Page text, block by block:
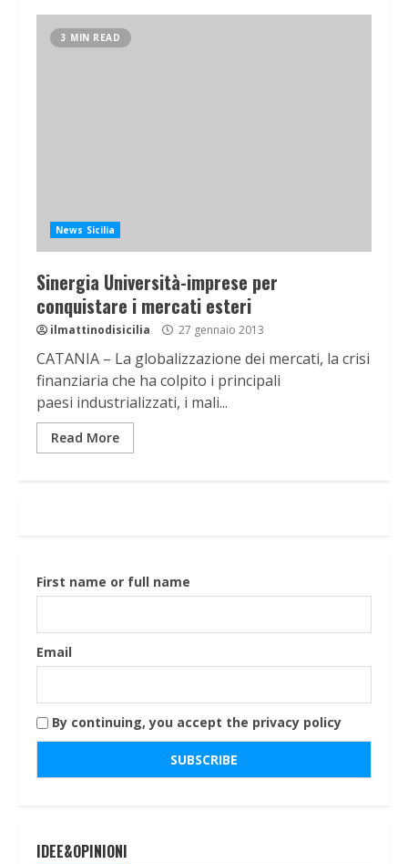
3 MIN READ
News Sicilia
Sinergia Università-imprese per
conquistare i mercati esteri
ilmattinodisicilia 27 gennaio 2013
CATANIA – La globalizzazione dei mercati, la crisi
finanziaria che ha colpito i principali
paesi industrializzati, i mali...
Read More
First name or full name
Email
By continuing, you accept the privacy policy
IDEE&OPINIONI